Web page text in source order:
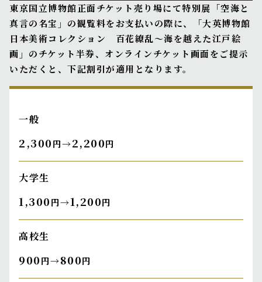
東京国立博物館正面チケット売り場にて特別展「空海と
真言の名宝」の観覧料をお支払いの際に、「大英博物館
日本美術コレクション 百花繚乱〜海を越えた江戸絵
画」のチケット半券、オンラインチケット画面をご提示
いただくと、下記割引が適用となります。
一般
2,300円→2,200円
大学生
1,300円→1,200円
高校生
900円→800円